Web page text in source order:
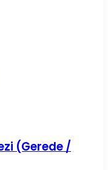
(Gerede /